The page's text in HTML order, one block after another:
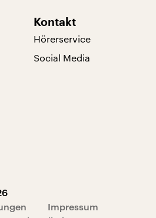
Kontakt
Hörerservice
Social Media
Impressum